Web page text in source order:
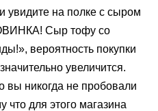
увидите на полке с сыром
Сыр тофу со
вероятность покупки
увеличится.
вы никогда не пробовали
что для этого магазина